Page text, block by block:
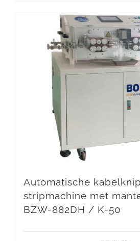
Automatische
stripmachine met
BZW-882DH / K-50